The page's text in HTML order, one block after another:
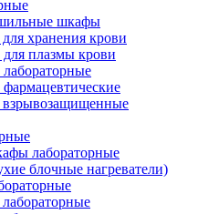
шкафы
хранения крови
плазмы крови
лабораторные
блочные нагреватели)